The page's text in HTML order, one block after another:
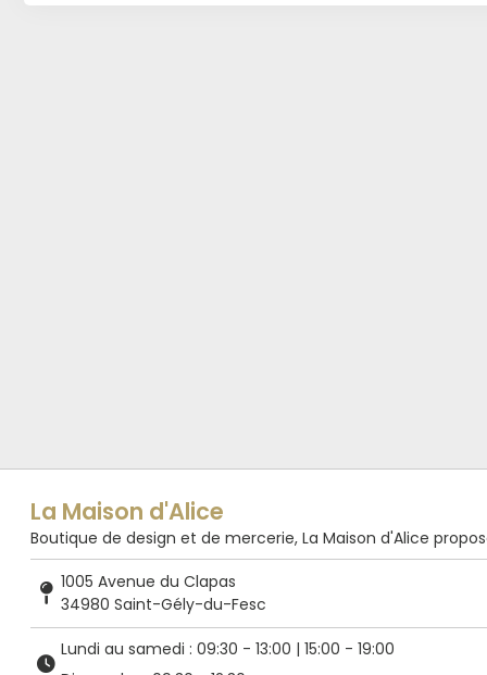
La Maison d'Alice
Boutique de design et de mercerie, La Maison d'Alice
1005 Avenue du Clapas
34980 Saint-Gély-du-Fesc
Lundi au samedi : 09:30 - 13:00 | 15:00 - 19:00